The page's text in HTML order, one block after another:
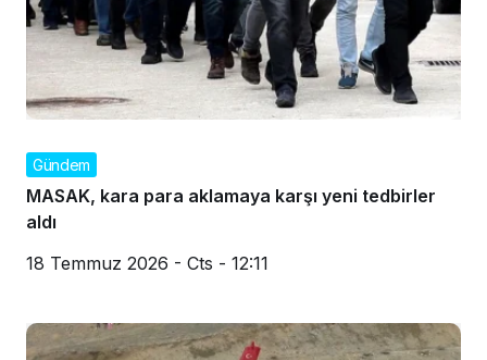
Gündem
MASAK, kara para aklamaya karşı yeni tedbirler
aldı
18 Temmuz 2026 - Cts - 12:11